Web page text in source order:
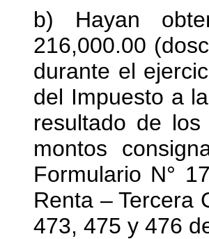
b) Hayan
216,000.00
durante el
del Impuesto a
resultado de
montos
Formulario N°
Renta – Tercera
473, 475 y 476